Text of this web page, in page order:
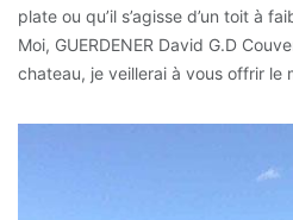
plate ou qu’il s’agisse d’un toit à
Moi, GUERDENER David G.D
chateau, je veillerai à vous offrir le